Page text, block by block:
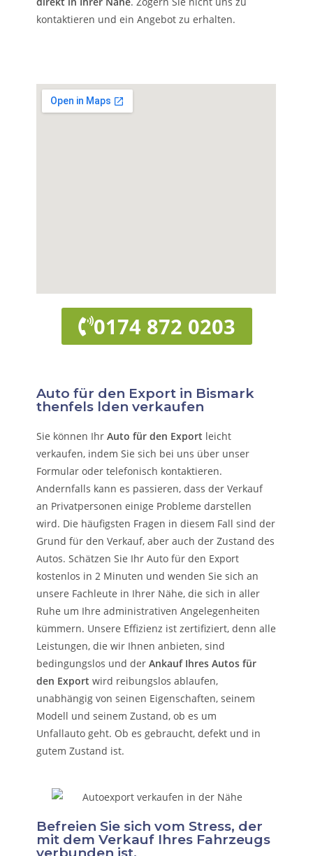
kontaktieren und ein Angebot zu erhalten.
0174 872 0203
Auto für den Export in Bismark
thenfels lden verkaufen
Sie können IhrAuto für den Export leicht
verkaufen, indem Sie sich bei uns über unser
Formular oder telefonisch kontaktieren.
Andernfalls kann es passieren, dass der Verkauf
an Privatpersonen einige Probleme darstellen
wird. Die häufigsten Fragen in diesem Fall sind der
Grund für den Verkauf, aber auch der Zustand des
Autos. Schätzen Sie Ihr Auto für den Export
kostenlos in 2 Minuten und wenden Sie sich an
unsere Fachleute in Ihrer Nähe, die sich in aller
Ruhe um Ihre administrativen Angelegenheiten
kümmern. Unsere Effizienz ist zertifiziert, denn alle
Leistungen, die wir Ihnen anbieten, sind
bedingungslos und derAnkauf Ihres Autos für
den Export wird reibungslos ablaufen,
unabhängig von seinen Eigenschaften, seinem
Modell und seinem Zustand, ob es um
Unfallauto geht. Ob es gebraucht, defekt und in
gutem Zustand ist.
Befreien Sie sich vom Stress, der
mit dem Verkauf Ihres Fahrzeugs